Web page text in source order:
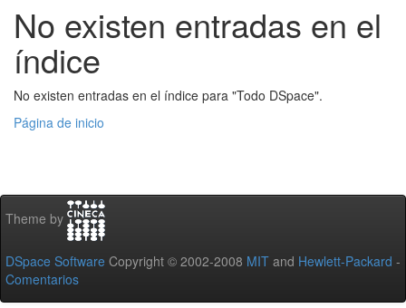
No existen entradas en el
índice
No existen entradas en el índice para "Todo DSpace".
Página de inicio
Theme by
DSpace Software Copyright © 2002-2008 MIT and Hewlett-Packard -
Comentarios